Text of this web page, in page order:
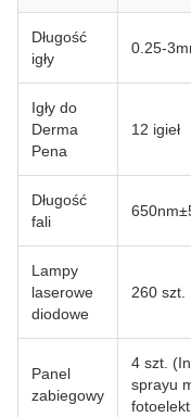
Długość
igły
0.25-
Igły do
Derma
Pena
12 igieł
Długość
fali
Lampy
laserowe
diodowe
260 szt.
Panel
zabiegowy
4 szt.
sprayu